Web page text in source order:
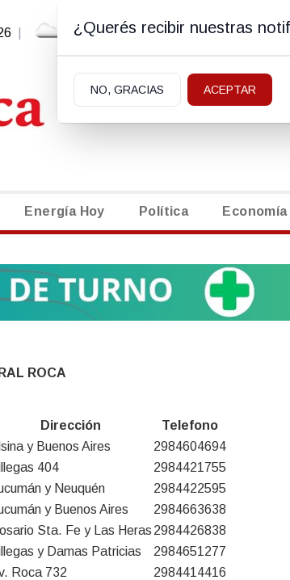
5.3ºC | GENERAL ROCA, RIO
Energía Hoy Política Economía
ROCA
Dirección
Telefono
y Buenos Aires
2984604694
404
2984421755
y Neuquén
2984422595
y Buenos Aires
2984663638
Sta. Fe y Las Heras 2984426838
y Damas Patricias
2984651277
Roca 732
2984414416
¿Querés recibir nuestras
NO, GRACIAS ACEPTAR